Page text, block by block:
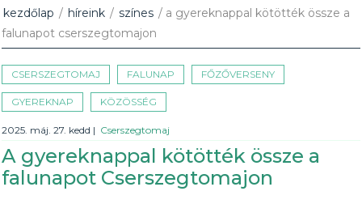
kezdőlap / híreink / színes / a gyereknappal kötötték össze a
falunapot cserszegtomajon
CSERSZEGTOMAJ FALUNAP FŐZŐVERSENY
GYEREKNAP KÖZÖSSÉG
2025. máj. 27. kedd | Cserszegtomaj
A gyereknappal kötötték össze a
falunapot Cserszegtomajon